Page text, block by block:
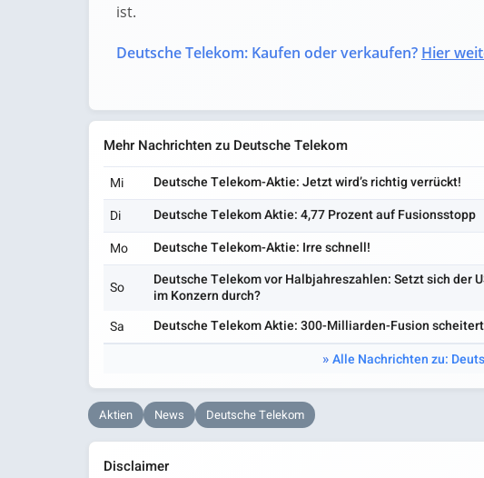
ist.
Deutsche Telekom: Kaufen oder verkaufen? Hier
Mehr Nachrichten zu Deutsche Telekom
Mi Deutsche Telekom-Aktie: Jetzt wird’s richtig verrückt!
Di
Deutsche Telekom Aktie: 4,77 Prozent auf Fusionsstopp
Mo
Deutsche Telekom-Aktie: Irre schnell!
So
Deutsche Telekom vor Halbjahreszahlen: Setzt sich der
im Konzern durch?
Sa Deutsche Telekom Aktie: 300-Milliarden-Fusion scheitert
Alle Nachrichten zu:
Aktien News Deutsche Telekom
Disclaimer